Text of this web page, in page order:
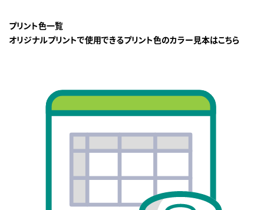
プリント色一覧
オリジナルプリントで使用できるプリント色のカラー見本はこちら